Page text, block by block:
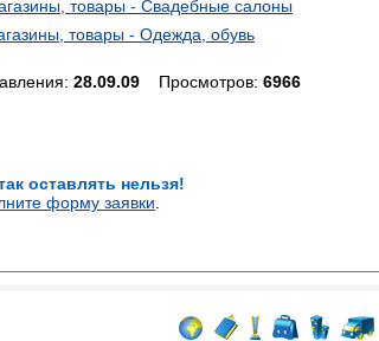
товары - Свадебные салоны
товары - Одежда, обувь
28.09.09 Просмотров: 6966
оставлять нельзя!
форму заявки